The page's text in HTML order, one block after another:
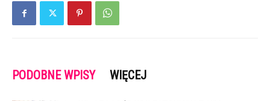
PODOBNE WPISY WIĘCEJ